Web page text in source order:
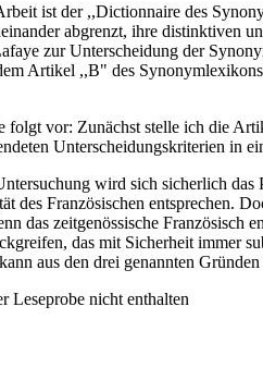
ist der ,,Dictionnaire des
abgrenzt, ihre distinktiven
zur Unterscheidung der
Artikel ,,B" des
folgt vor: Zunächst stelle ich die
Unterscheidungskriterien in
wird sich sicherlich
des Französischen entsprechen.
das zeitgenössische
das mit Sicherheit immer
aus den drei genannten
Leseprobe nicht enthalten